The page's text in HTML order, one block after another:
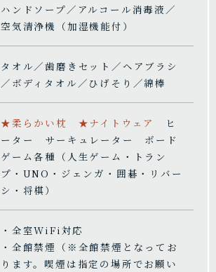
ハンドソープ／アルコール消毒液／
空気清浄機（加湿機能付）
タオル／歯磨きセット／ヘアブラシ
／ボディタオル／ひげそり／綿棒
★柔らかい枕 ★ナイトウェア
ヒ
ーター サーキュレーター ボード
ゲーム各種（人生ゲーム・トラン
プ・UNO・ジェンガ・囲碁・リバー
シ・将棋）
・全室WiFi対応
・全館禁煙（※全館禁煙となってお
ります。喫煙は指定の場所でお願い